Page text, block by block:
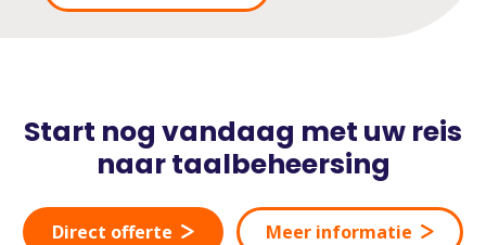
Start nog vandaag met uw reis
naar taalbeheersing
Direct offerte Meer informatie